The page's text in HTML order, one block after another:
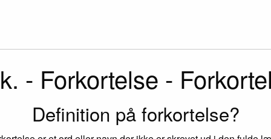
- Forkortelse -
Definition på forkortelse?